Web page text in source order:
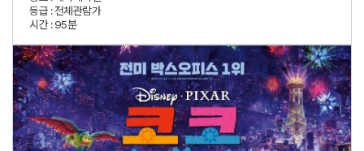
등급 :전체관람가
시간 :95분